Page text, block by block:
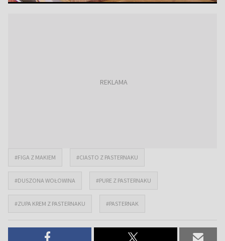
#FIGA Z MAKIEM #CIASTO Z PASTERNAKU
#DUSZONA WOŁOWINA #PURE Z PASTERNAKU
#ZUPA KREM Z PASTERNAKU #PASTERNAK